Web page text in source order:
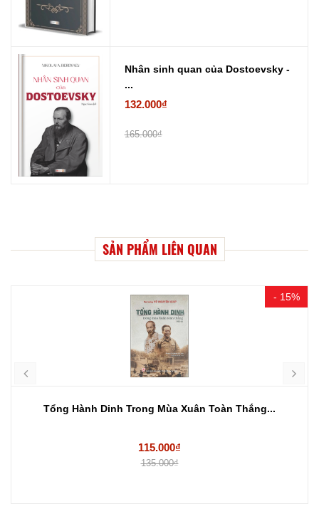
Nhân sinh quan của Dostoevsky -
...
132.000₫
165.000₫
SẢN PHẨM LIÊN QUAN
- 15%
Tổng Hành Dinh Trong Mùa Xuân Toàn Thắng...
115.000₫
135.000₫